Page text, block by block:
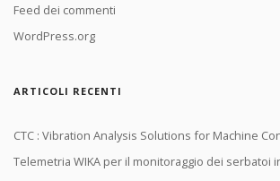
Feed dei commenti
WordPress.org
ARTICOLI RECENTI
CTC : Vibration Analysis Solutions for Machine
Telemetria WIKA per il monitoraggio dei serbatoi